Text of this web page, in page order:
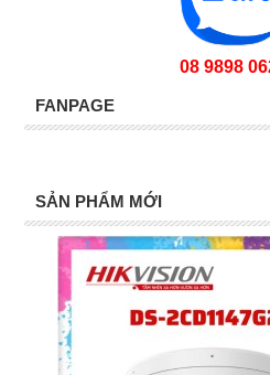
08 9898
FANPAGE
SẢN PHẨM MỚI